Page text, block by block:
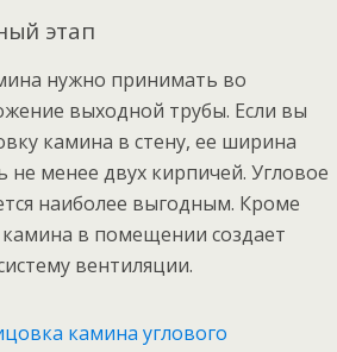
этап
нужно принимать во
выходной трубы. Если вы
камина в стену, ее ширина
не менее двух кирпичей. Угловое
наиболее выгодным. Кроме
камина в помещении создает
вентиляции.